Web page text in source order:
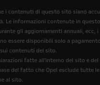
i contenuti di questo sito siano
Le informazioni contenute in
gli aggiornamenti annuali,
essere disponibili solo a
contenuti del sito.
fatte all'interno del sito e
del fatto che Opel esclude tutte
al sito.